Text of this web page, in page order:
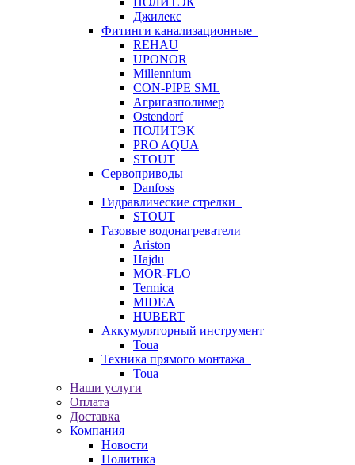
Джилекс
Фитинги канализационные
REHAU
UPONOR
Millennium
CON-PIPE SML
Агригазполимер
Ostendorf
ПОЛИТЭК
PRO AQUA
STOUT
Сервоприводы
Danfoss
Гидравлические стрелки
STOUT
Газовые водонагреватели
Ariston
Hajdu
MOR-FLO
Termica
MIDEA
HUBERT
Аккумуляторный инструмент
Toua
Техника прямого монтажа
Toua
Наши услуги
Оплата
Доставка
Компания
Новости
Политика